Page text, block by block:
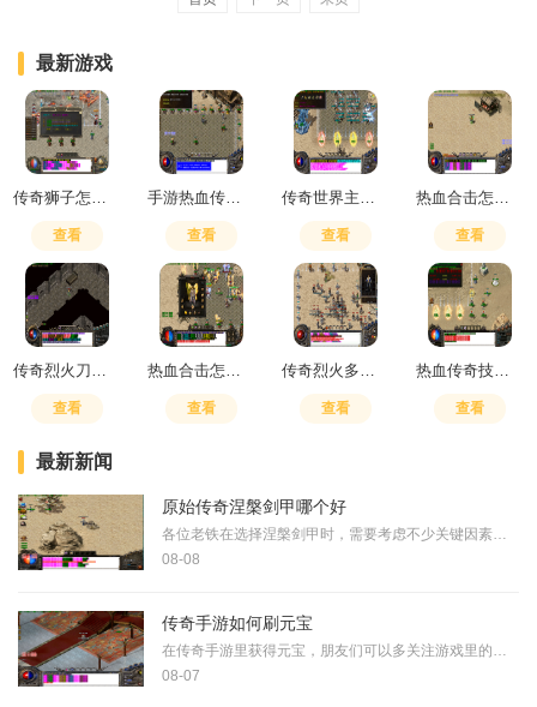
最新游戏
传奇狮子怎么打
查看
手游热血传奇装备重铸
查看
传奇世界主宰者多少钱
查看
热血合击怎么转职业
查看
传奇烈火刀法怎么样值得练吗
查看
热血合击怎么玩升级快一点
查看
传奇烈火多少级才练装备技能
查看
热血传奇技能效果怎么样
查看
最新新闻
原始传奇涅槃剑甲哪个好
各位老铁在选择涅槃剑甲时，需要考虑不少关键因素。涅槃剑甲不同于其他部位的装备，获取难度相对较高，大部分都要通过活动购买自选箱或者挖宝获得，单纯打怪基本打不出来。这
08-08
传奇手游如何刷元宝
在传奇手游里获得元宝，朋友们可以多关注游戏里的日常任务和各种限时活动。每天坚持完成除魔任务、参与血战到底活动、挑战怪物攻城以及加入群雄夺宝都是能稳定获得元宝的方式
08-07